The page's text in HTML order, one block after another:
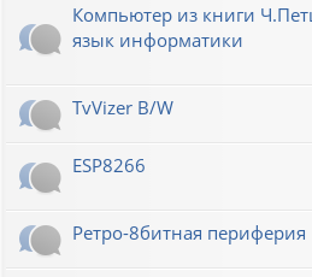
Компьютер из книги
язык информатики
TvVizer B/W
ESP8266
Ретро-8битная периферия